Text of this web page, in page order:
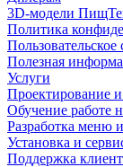
3D-модели
Политика
Пользовательское
Полезная
Услуги
Проектирование
Обучение работе
Разработка меню
Установка и
Поддержка